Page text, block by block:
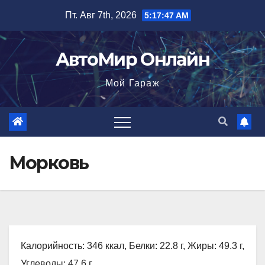
содержимому
Пт. Авг 7th, 2026 5:17:48 AM
АвтоМир Онлайн
Мой Гараж
Морковь
Калорийность: 346 ккал, Белки: 22.8 г, Жиры: 49.3 г,